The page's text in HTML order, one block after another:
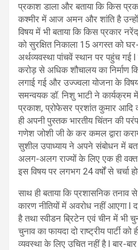
प्रकाश डाला और बताया कि किस
कश्मीर में आज अमन और शांति है
विषय में भी बताया कि किस प्रकार
को सुरक्षित निकाला 15 अगस्त को घर-
अर्थव्यवस्था पांचवें स्थान पर पहुंच गई
करोड़ से अधिक शौचालय का निर्माण
लगाई गई और उज्ज्वला योजना के
समन्वयक डॉ. निशु भाटी ने कार्यक्रम
प्रकाश, प्रोफेसर प्रशांत कुमार
ही अपनी पुस्तक भारतीय चिंतन की
गणेश जोशी जी के कर कमल द्वारा कराया
सुशील उपाध्याय ने अपने संबोधन में
अलग-अलग राज्यों के लिए एक ही
इस विषय पर लगभग 24 वर्षों से चर्चा
साथ ही बताया कि प्रशासनिक तनाव
कारण नीतियों में अवरोध नहीं आएगा l
है तथा स्वीडन ब्रिटेन एवं चीन में भी
चुनाव का फायदा दो राष्ट्रीय पार्टी
व्यवस्था के लिए उचित नहीं है l बार-